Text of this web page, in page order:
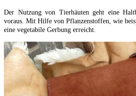
Der Nutzung von Tierhäuten geht eine
voraus. Mit Hilfe von Pflanzenstoffen, wie
eine vegetabile Gerbung erreicht.